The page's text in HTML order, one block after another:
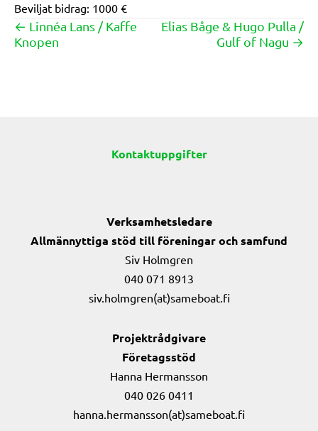
Beviljat bidrag: 1000 €
Posts
navigation
← Linnéa Lans / Kaffe
Knopen
Elias Båge & Hugo Pulla /
Gulf of Nagu →
Kontaktuppgifter
Verksamhetsledare
Allmännyttiga stöd till föreningar och samfund
Siv Holmgren
040 071 8913
siv.holmgren(at)sameboat.fi
Projektrådgivare
Företagsstöd
Hanna Hermansson
040 026 0411
hanna.hermansson(at)sameboat.fi